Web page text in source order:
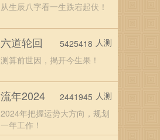
从生辰八字看一生跌宕起伏！
六道轮回
测算前世因，揭开今生果！
5425418 人测
流年2024
2024年把握运势大方向，规划
一年工作！
2441945 人测